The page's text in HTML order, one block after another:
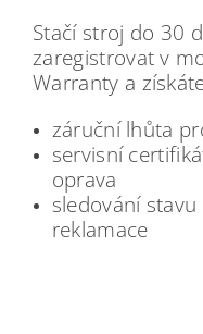
Stačí stroj do 30
zaregistrovat v
Warranty a
záruční lhůta
servisní
oprava
sledování
reklamace